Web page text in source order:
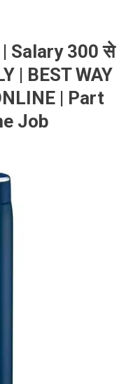
Salary 300 से
| BEST WAY
| Part
Job